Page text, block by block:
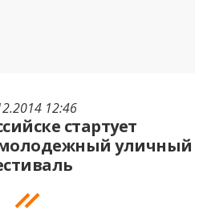
12:46
стартует
уличный